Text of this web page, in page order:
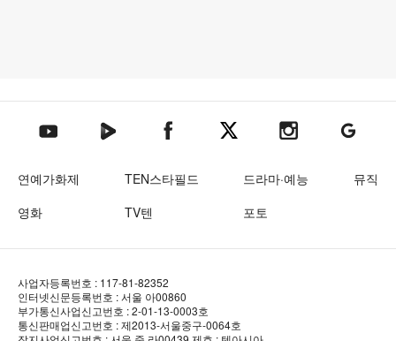
텐아시아 유튜브텐아시아 네이버TV텐아시아 페이스북텐아시아 엑스텐아시아 인스타그램
텐아시아
연예가화제 TEN스타필드 드라마·예능
뮤직
영화
TV텐 포토
사업자등록번호 : 117-81-82352
인터넷신문등록번호 : 서울 아00860
부가통신사업신고번호 : 2-01-13-0003호
통신판매업신고번호 : 제2013-서울중구-0064호